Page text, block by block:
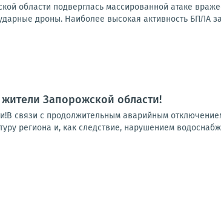
области подверглась массированной атаке
дроны. Наиболее высокая активность БПЛА
Запорожской области!
связи с продолжительным аварийным
региона и, как следствие, нарушением